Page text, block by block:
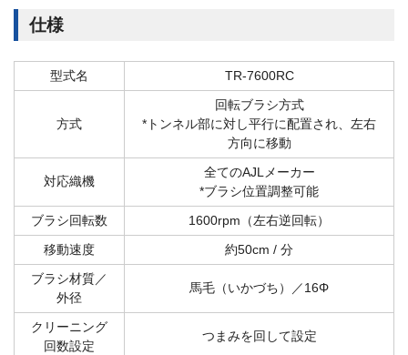
仕様
型式名 TR-7600RC
方式
回転ブラシ方式
*トンネル部に対し平行に配置され、左右
方向に移動
対応織機
全てのAJLメーカー
*ブラシ位置調整可能
ブラシ回転数
1600rpm（左右逆回転）
移動速度
約50cm / 分
ブラシ材質／
外径
馬毛（いかづち）／16Φ
クリーニング
回数設定
つまみを回して設定